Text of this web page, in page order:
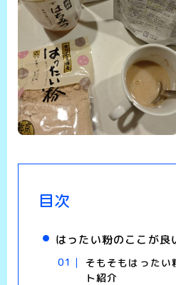
目次
はったい粉のここが良
そもそもはったい
ト紹介